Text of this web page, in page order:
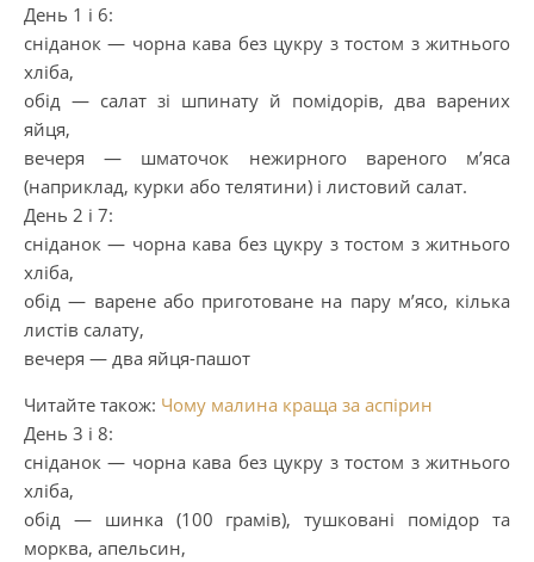
День 1 і 6:
сніданок — чорна кава без цукру з тостом з житнього
хліба,
обід — салат зі шпинату й помідорів, два варених
яйця,
вечеря — шматочок нежирного вареного м’яса
(наприклад, курки або телятини) і листовий салат.
День 2 і 7:
сніданок — чорна кава без цукру з тостом з житнього
хліба,
обід — варене або приготоване на пару м’ясо, кілька
листів салату,
вечеря — два яйця-пашот
Читайте також: Чому малина краща за аспірин
День 3 і 8:
сніданок — чорна кава без цукру з тостом з житнього
хліба,
обід — шинка (100 грамів), тушковані помідор та
морква, апельсин,